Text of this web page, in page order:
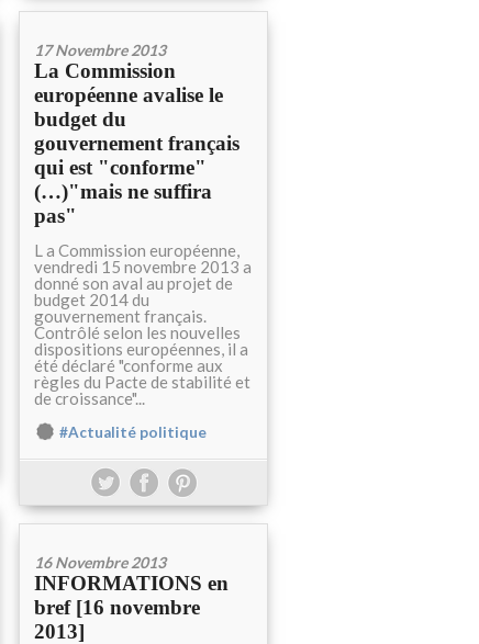
17 Novembre 2013
La Commission
européenne avalise le
budget du
gouvernement français
qui est "conforme"
(…)"mais ne suffira
pas"
L a Commission européenne,
vendredi 15 novembre 2013 a
donné son aval au projet de
budget 2014 du
gouvernement français.
Contrôlé selon les nouvelles
dispositions européennes, il a
été déclaré "conforme aux
règles du Pacte de stabilité et
de croissance"...
#Actualité politique
16 Novembre 2013
INFORMATIONS en
bref [16 novembre
2013]